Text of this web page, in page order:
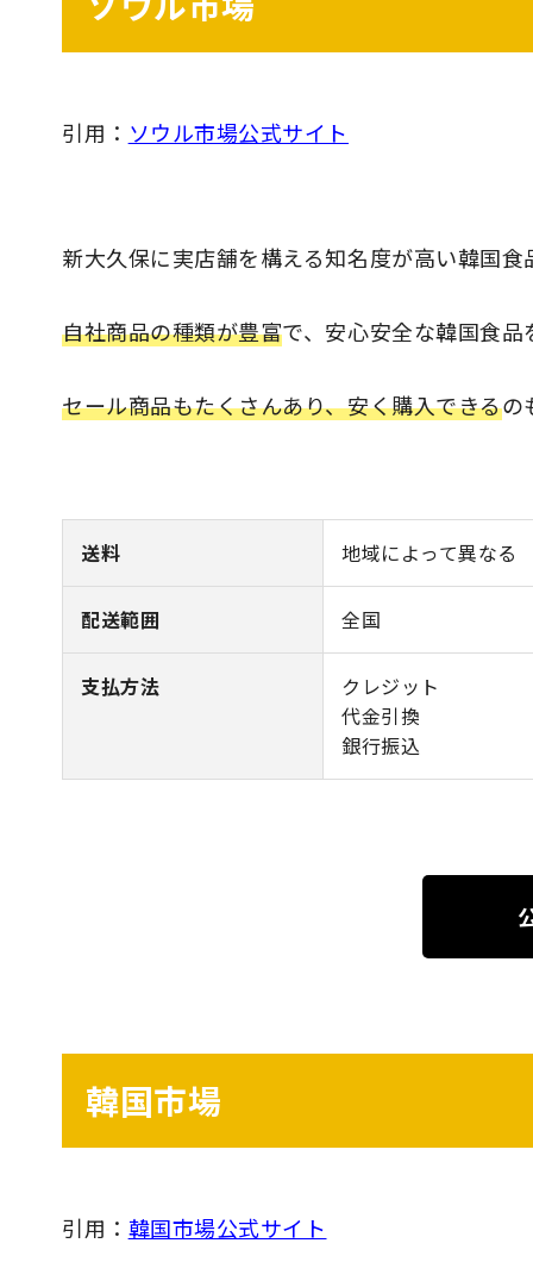
引用： ソウル市場公式サイト
新大久保に実店舗を構える知名度が高い韓国食
自社商品の種類が豊富で、安心安全な韓国食品
セール商品もたくさんあり、安く購入できるの
送料 地域によって異なる
配送範囲 全国
支払方法
クレジット
代金引換
銀行振込
韓国市場
引用： 韓国市場公式サイト